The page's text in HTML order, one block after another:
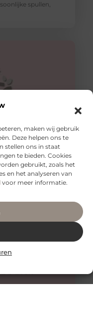
maken wij gebruik
Deze helpen ons te
stellen ons in staat
te bieden. Cookies
gebruikt, zoals het
en het analyseren van
voor meer informatie.
spullen,
onmisbaar
een aanhanger,
veilig en stevig